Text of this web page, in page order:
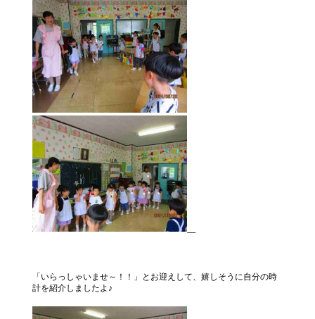
「いらっしゃいませ～！！」とお迎えして、嬉しそうに自分の時
計を紹介しましたよ♪